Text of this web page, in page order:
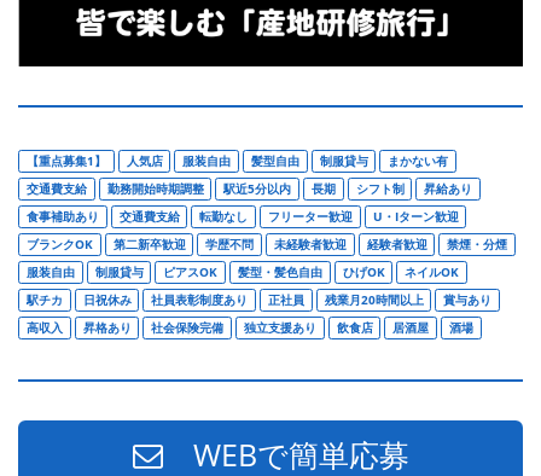
【重点募集1】 人気店 服装自由 髪型自由 制服貸与
まかない有
交通費支給
勤務開始時期調整 駅近5分以内 長期 シフト制
昇給あり
食事補助あり
交通費支給 転勤なし フリーター歓迎
U・Iターン歓迎
ブランクOK
第二新卒歓迎 学歴不問 未経験者歓迎 経験者歓迎
禁煙・分煙
服装自由
制服貸与 ピアスOK 髪型・髪色自由 ひげOK
ネイルOK
駅チカ
日祝休み 社員表彰制度あり 正社員 残業月20時間以上
賞与あり
高収入
昇格あり 社会保険完備 独立支援あり 飲食店 居酒屋 酒場
WEBで簡単応募